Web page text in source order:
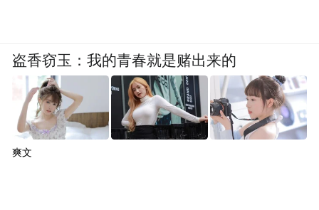
盗香窃玉：我的青春就是赌出来的
爽文